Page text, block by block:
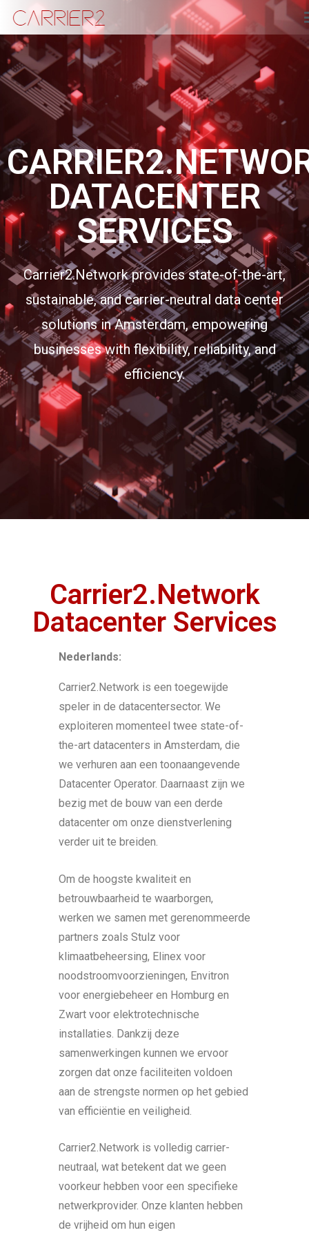
Carrier2
DATACENTER
SERVICES
Carrier2.Network provides state-of-the-art,
sustainable, and carrier-neutral data center
solutions in Amsterdam, empowering
businesses with flexibility, reliability, and
efficiency.
Carrier2.Network
Datacenter Services
Nederlands:
Carrier2.Network is een toegewijde
speler in de datacentersector. We
exploiteren momenteel twee state-of-
the-art datacenters in Amsterdam, die
we verhuren aan een toonaangevende
Datacenter Operator. Daarnaast zijn we
bezig met de bouw van een derde
datacenter om onze dienstverlening
verder uit te breiden.
Om de hoogste kwaliteit en
betrouwbaarheid te waarborgen,
werken we samen met gerenommeerde
partners zoals Stulz voor
klimaatbeheersing, Elinex voor
noodstroomvoorzieningen, Envitron
voor energiebeheer en Homburg en
Zwart voor elektrotechnische
installaties. Dankzij deze
samenwerkingen kunnen we ervoor
zorgen dat onze faciliteiten voldoen
aan de strengste normen op het gebied
van efficiëntie en veiligheid.
Carrier2.Network is volledig carrier-
neutraal, wat betekent dat we geen
voorkeur hebben voor een specifieke
netwerkprovider. Onze klanten hebben
de vrijheid om hun eigen